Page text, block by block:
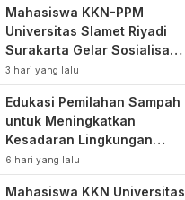
Mahasiswa KKN-PPM
Universitas Slamet Riyadi
Surakarta Gelar Sosialisasi
Pengelolaan Keuangan
Keluarga
3 hari yang lalu
Edukasi Pemilahan Sampah
untuk Meningkatkan
Kesadaran Lingkungan
Sejak Dini di SDN Pacul 1
dan TK Kartini
6 hari yang lalu
Mahasiswa KKN Universitas